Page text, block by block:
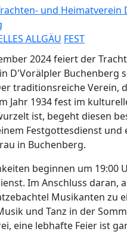
ALLGÄU FEST
2024 feiert der
D'Vorälpler Buchenberg
traditionsreiche Verein,
Jahr 1934 fest im
ist, begeht diesen
Festgottesdienst und
in Buchenberg.
beginnen um 19:00
Im Anschluss daran,
Musikanten zu
und Tanz in der
eine lebhafte Feier ist